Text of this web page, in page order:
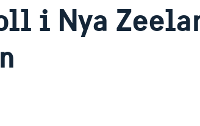
i Nya